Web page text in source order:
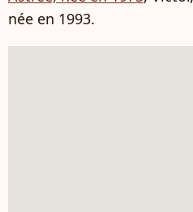
née en 1993.